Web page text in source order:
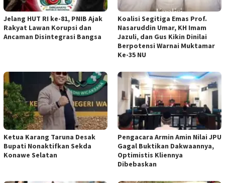
Jelang HUT RI ke-81, PNIB Ajak
Rakyat Lawan Korupsi dan
Ancaman Disintegrasi Bangsa
Koalisi Segitiga Emas Prof.
Nasaruddin Umar, KH Imam
Jazuli, dan Gus Kikin Dinilai
Berpotensi Warnai Muktamar
Ke-35 NU
Ketua ‎Karang Taruna Desak
Bupati Nonaktifkan Sekda
Konawe Selatan
‎Pengacara Armin Amin Nilai JPU
Gagal Buktikan Dakwaannya,
Optimistis Kliennya
Dibebaskan